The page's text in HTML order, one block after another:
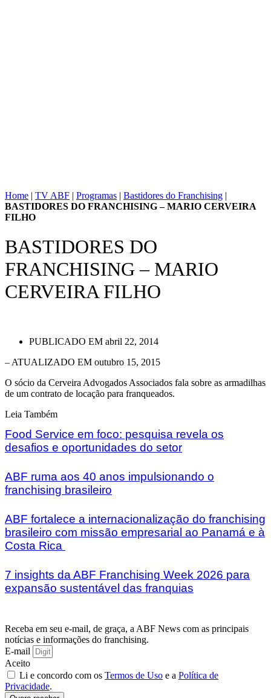
Home | TV ABF | Programas | Bastidores do Franchising |
BASTIDORES DO FRANCHISING – MARIO CERVEIRA
FILHO
BASTIDORES DO
FRANCHISING – MARIO
CERVEIRA FILHO
PUBLICADO EM abril 22, 2014
– ATUALIZADO EM outubro 15, 2015
O sócio da Cerveira Advogados Associados fala sobre as armadilhas
de um contrato de locação para franqueados.
Leia Também
Food Service em foco: pesquisa revela os
desafios e oportunidades do setor
ABF ruma aos 40 anos impulsionando o
franchising brasileiro
ABF fortalece a internacionalização do franchising
brasileiro com missão empresarial ao Panamá e à
Costa Rica
7 insights da ABF Franchising Week 2026 para
expansão sustentável das franquias
Receba em seu e-mail, de graça, a ABF News com as principais
notícias e informações do franchising.
E-mail
Aceito
Li e concordo com os Termos de Uso e a Política de
Privacidade.